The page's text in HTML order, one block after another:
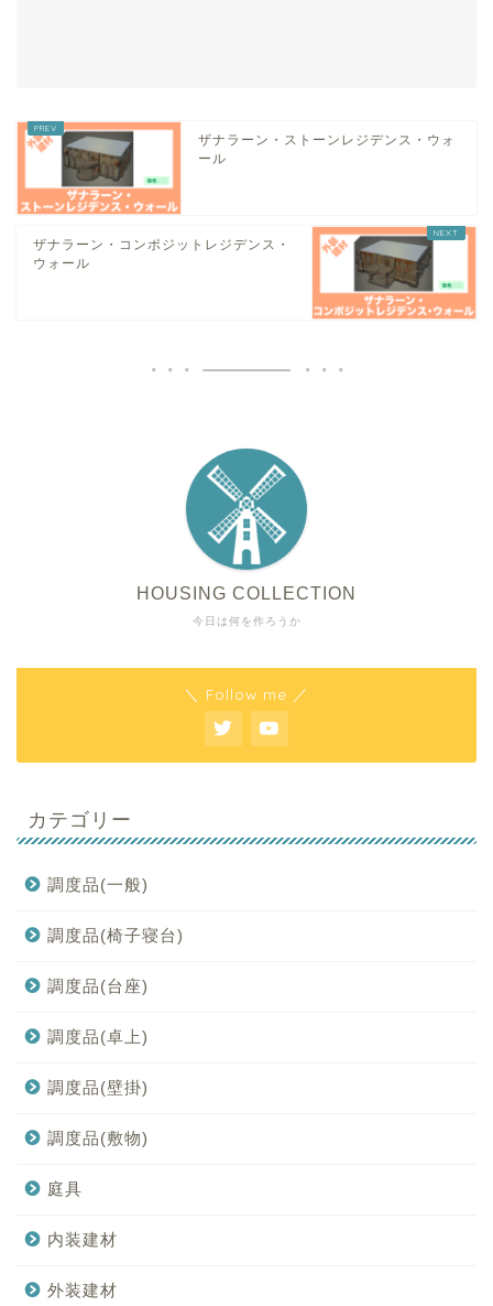
ザナラーン・ストーンレジデンス・ウォ
ール
ザナラーン・コンポジットレジデンス・
ウォール
今日は何を作ろうか
HOUSING COLLECTION
＼ Follow me ／
カテゴリー
調度品(一般)
調度品(椅子寝台)
調度品(台座)
調度品(卓上)
調度品(壁掛)
調度品(敷物)
庭具
内装建材
外装建材